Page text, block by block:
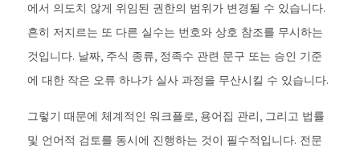
에서 의도치 않게 위임된 권한의 범위가 변경될 수 있습니다.
흔히 저지르는 또 다른 실수는 번호와 상호 참조를 무시하는
것입니다. 날짜, 주식 종류, 정족수 관련 문구 또는 승인 기준
에 대한 작은 오류 하나가 실사 과정을 무산시킬 수 있습니다.
그렇기 때문에 체계적인 워크플로, 용어집 관리, 그리고 법률
및 언어적 검토를 동시에 진행하는 것이 필수적입니다. 전문